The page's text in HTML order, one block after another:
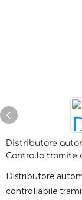
Distributore
Controllo tramite
Distributore
controllabile